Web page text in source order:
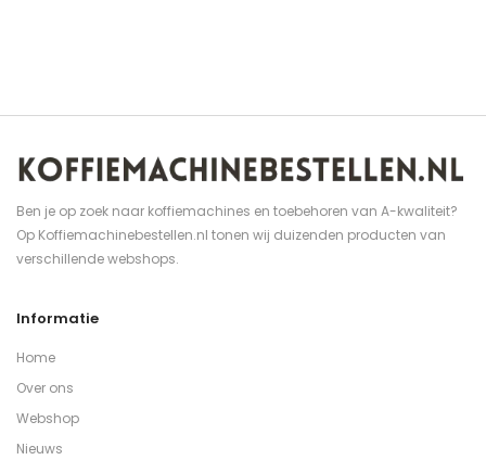
Ben je op zoek naar koffiemachines en toebehoren van A-kwaliteit?
Op Koffiemachinebestellen.nl tonen wij duizenden producten van
verschillende webshops.
Informatie
Home
Over ons
Webshop
Nieuws